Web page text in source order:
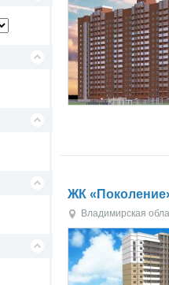
ЖК
Владимирская